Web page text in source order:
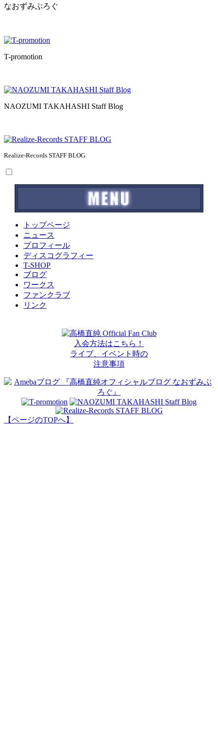
なおずみぶろぐ
T-promotion
NAOZUMI TAKAHASHI Staff Blog
Realize-Records STAFF BLOG
トップページ
ニュース
プロフィール
ディスコグラフィー
T-SHOP
ブログ
ワークス
ファンクラブ
リンク
入会方法はこちら！
ライブ、イベント時の
注意事項
【ページのTOPへ】